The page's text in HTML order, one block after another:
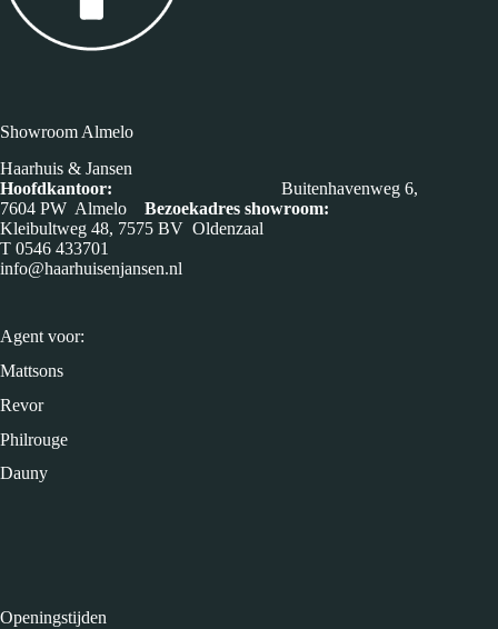
Showroom Almelo
Haarhuis & Jansen
Hoofdkantoor: Buitenhavenweg 6,
7604 PW Almelo Bezoekadres showroom:
Kleibultweg 48, 7575 BV Oldenzaal
T 0546 433701
info@haarhuisenjansen.nl
Agent voor:
Mattsons
Revor
Philrouge
Dauny
Openingstijden